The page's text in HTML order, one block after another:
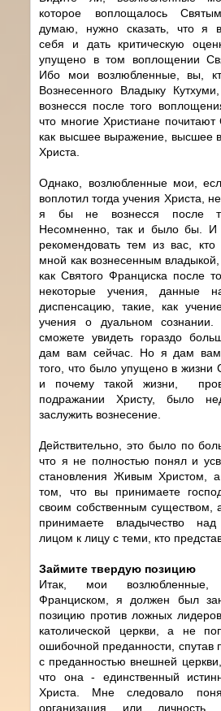
которое воплощалось
думаю, нужно сказать, что я
себя и дать критическую
упущено в том воплощении
Ибо мои возлюбленные, вы,
Вознесенного Владыку
вознесся после того
что многие Христиане почитают
как высшее выражение, высшее
Христа.
Однако, возлюбленные мои,
воплотил тогда учения Христа,
я бы не вознесся после
Несомненно, так и было бы. И
рекомендовать тем из вас,
мной как вознесенным
как Святого Франциска после
некоторые учения, данные
диспенсацию, такие, как
учения о дуальном
сможете увидеть гораздо
дам вам сейчас. Но я дам вам
того, что было упущено в жизни
и почему такой жизни,
подражании Христу, было
заслужить вознесение.
Действительно, это было по
что я не полностью понял и
становления Живым Христом,
том, что вы принимаете
своим собственным существом,
принимаете владычество
лицом к лицу с теми, кто
Займите твердую позицию
Итак, мои возлюбленные,
Франциском, я должен был
позицию против ложных
католической церкви, а не
ошибочной преданности, спутав
с преданностью внешней церкви,
что она - единственный
Христа. Мне следовало
организация или